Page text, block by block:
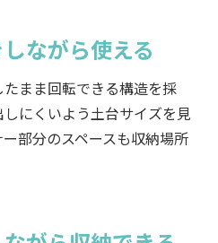
ながら使える
まま回転できる構造を採
にくいよう土台サイズを見
部分のスペースも収納場所